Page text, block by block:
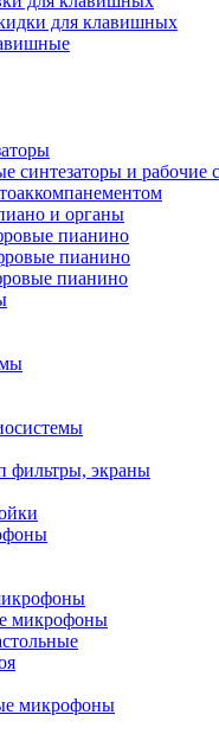
для клавишных
синтезаторы и рабочие
и органы
пианино
пианино
пианино
фильтры, экраны
микрофоны
микрофоны